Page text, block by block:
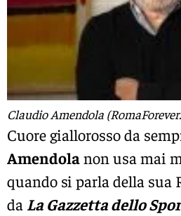
Claudio Amendola
Cuore giallorosso da
Amendolanon usa mai
quando si parla della sua
da La Gazzetta dello